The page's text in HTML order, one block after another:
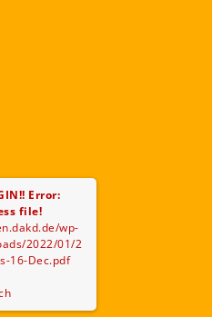
Error:
file!
wp-
2022/01/2
16-Dec.pdf